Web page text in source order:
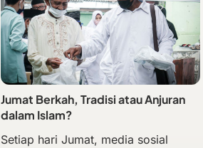
Jumat Berkah, Tradisi atau Anjuran
dalam Islam?
Setiap hari Jumat, media sosial